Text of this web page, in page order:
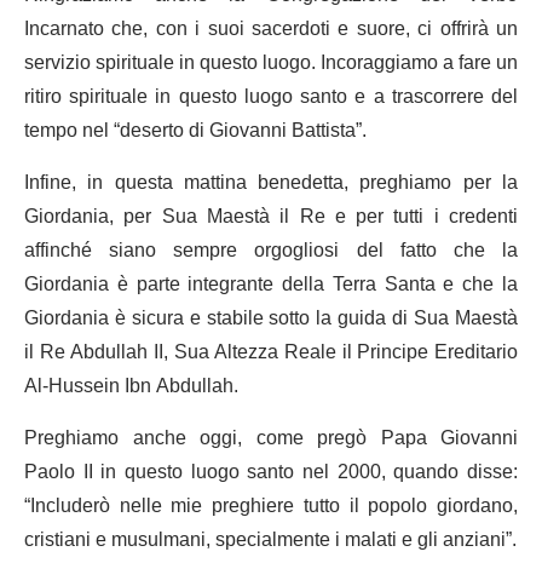
Incarnato che, con i suoi sacerdoti e suore, ci offrirà un
servizio spirituale in questo luogo. Incoraggiamo a fare un
ritiro spirituale in questo luogo santo e a trascorrere del
tempo nel “deserto di Giovanni Battista”.
Infine, in questa mattina benedetta, preghiamo per la
Giordania, per Sua Maestà il Re e per tutti i credenti
affinché siano sempre orgogliosi del fatto che la
Giordania è parte integrante della Terra Santa e che la
Giordania è sicura e stabile sotto la guida di Sua Maestà
il Re Abdullah II, Sua Altezza Reale il Principe Ereditario
Al-Hussein Ibn Abdullah.
Preghiamo anche oggi, come pregò Papa Giovanni
Paolo II in questo luogo santo nel 2000, quando disse:
“Includerò nelle mie preghiere tutto il popolo giordano,
cristiani e musulmani, specialmente i malati e gli anziani”.